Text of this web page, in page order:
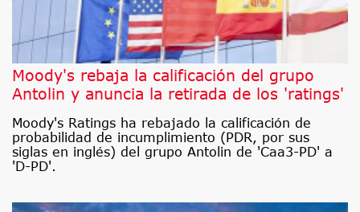
Moody's rebaja la calificación del grupo
Antolin y anuncia la retirada de los 'ratings'
Moody's Ratings ha rebajado la calificación de
probabilidad de incumplimiento (PDR, por sus
siglas en inglés) del grupo Antolin de 'Caa3-PD' a
'D-PD'.